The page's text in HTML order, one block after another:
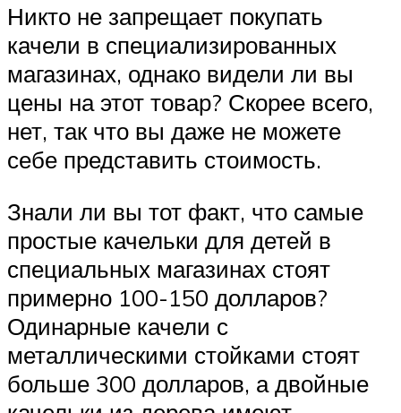
Никто не запрещает покупать
качели в специализированных
магазинах, однако видели ли вы
цены на этот товар? Скорее всего,
нет, так что вы даже не можете
себе представить стоимость.
Знали ли вы тот факт, что самые
простые качельки для детей в
специальных магазинах стоят
примерно 100-150 долларов?
Одинарные качели с
металлическими стойками стоят
больше 300 долларов, а двойные